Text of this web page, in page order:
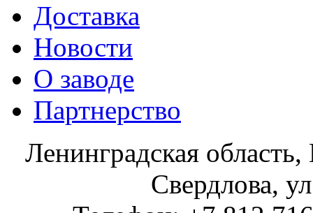
Доставка
Новости
О заводе
Партнерство
Ленинградская
Свердлова,